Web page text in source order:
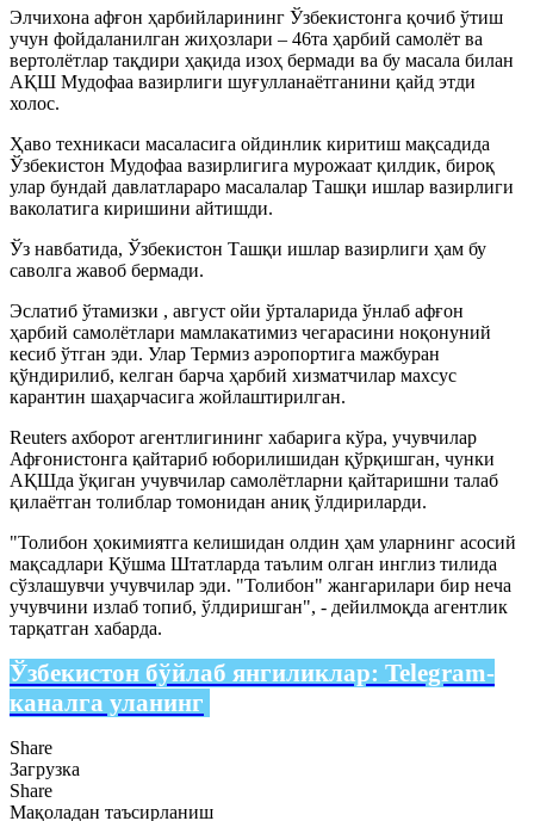
Элчихона афғон ҳарбийларининг Ўзбекистонга қочиб ўтиш
учун фойдаланилган жиҳозлари – 46та ҳарбий самолёт ва
вертолётлар тақдири ҳақида изоҳ бермади ва бу масала билан
АҚШ Мудофаа вазирлиги шуғулланаётганини қайд этди
холос.
Ҳаво техникаси масаласига ойдинлик киритиш мақсадида
Ўзбекистон Мудофаа вазирлигига мурожаат қилдик, бироқ
улар бундай давлатлараро масалалар Ташқи ишлар вазирлиги
ваколатига киришини айтишди.
Ўз навбатида, Ўзбекистон Ташқи ишлар вазирлиги ҳам бу
саволга жавоб бермади.
Эслатиб ўтамизки , август ойи ўрталарида ўнлаб афғон
ҳарбий самолётлари мамлакатимиз чегарасини ноқонуний
кесиб ўтган эди. Улар Термиз аэропортига мажбуран
қўндирилиб, келган барча ҳарбий хизматчилар махсус
карантин шаҳарчасига жойлаштирилган.
Reuters ахборот агентлигининг хабарига кўра, учувчилар
Афғонистонга қайтариб юборилишидан қўрқишган, чунки
АҚШда ўқиган учувчилар самолётларни қайтаришни талаб
қилаётган толиблар томонидан аниқ ўлдириларди.
"Толибон ҳокимиятга келишидан олдин ҳам уларнинг асосий
мақсадлари Қўшма Штатларда таълим олган инглиз тилида
сўзлашувчи учувчилар эди. "Толибон" жангарилари бир неча
учувчини излаб топиб, ўлдиришган", - дейилмоқда агентлик
тарқатган хабарда.
Ўзбекистон бўйлаб янгиликлар: Telegram-
каналга уланинг
Share
Загрузка
Share
Мақоладан таъсирланиш